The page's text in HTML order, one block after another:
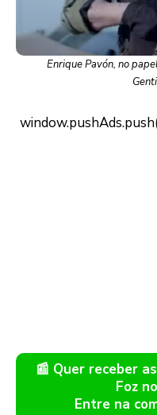
Enrique Pavón, no
📰 Quer receber
Foz
Entre na